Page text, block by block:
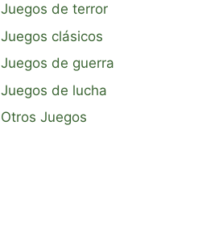
Juegos de terror
Juegos clásicos
Juegos de guerra
Juegos de lucha
Otros Juegos